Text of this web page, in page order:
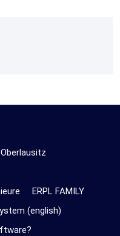
ERPL FAMILY
(english)